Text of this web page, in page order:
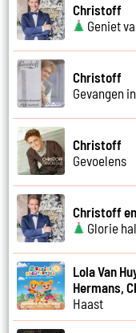
Christoff
Geniet
Christoff
Gevangen
Christoff
Gevoelens
Christoff
Glorie
Lola Van
Hermans,
Haast